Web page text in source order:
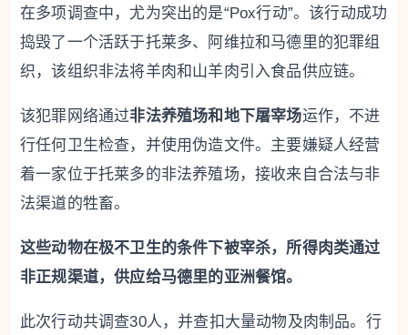
在多项调查中，尤为突出的是“Pox行动”。该行动成功
捣毁了一个活跃于托莱多、阿维拉和马德里的犯罪组
织，该组织非法将羊肉和山羊肉引入食品供应链。
该犯罪网络通过非法养殖场和地下屠宰场运作，不进
行任何卫生检查，并使用伪造文件。主要嫌疑人经营
着一家位于托莱多的非法养殖场，接收来自合法与非
法渠道的牲畜。
这些动物在极不卫生的条件下被宰杀，所得肉类通过
非正规渠道，供应给马德里的亚洲餐馆。
此次行动共调查30人，并查扣大量动物及肉制品。行